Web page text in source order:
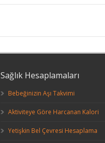
Sağlık Hesaplamaları
Bebeğinizin Aşı Takvimi
Aktiviteye Göre Harcanan Kalori
Yetişkin Bel Çevresi Hesaplama